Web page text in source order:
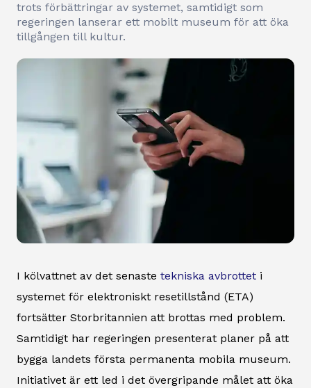
trots förbättringar av systemet, samtidigt som
regeringen lanserar ett mobilt museum för att öka
tillgången till kultur.
I kölvattnet av det senaste tekniska avbrottet i
systemet för elektroniskt resetillstånd (ETA)
fortsätter Storbritannien att brottas med problem.
Samtidigt har regeringen presenterat planer på att
bygga landets första permanenta mobila museum.
Initiativet är ett led i det övergripande målet att öka